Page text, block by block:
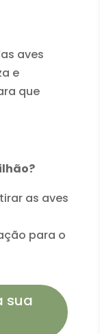
aves
e
que
as aves
para o
sua